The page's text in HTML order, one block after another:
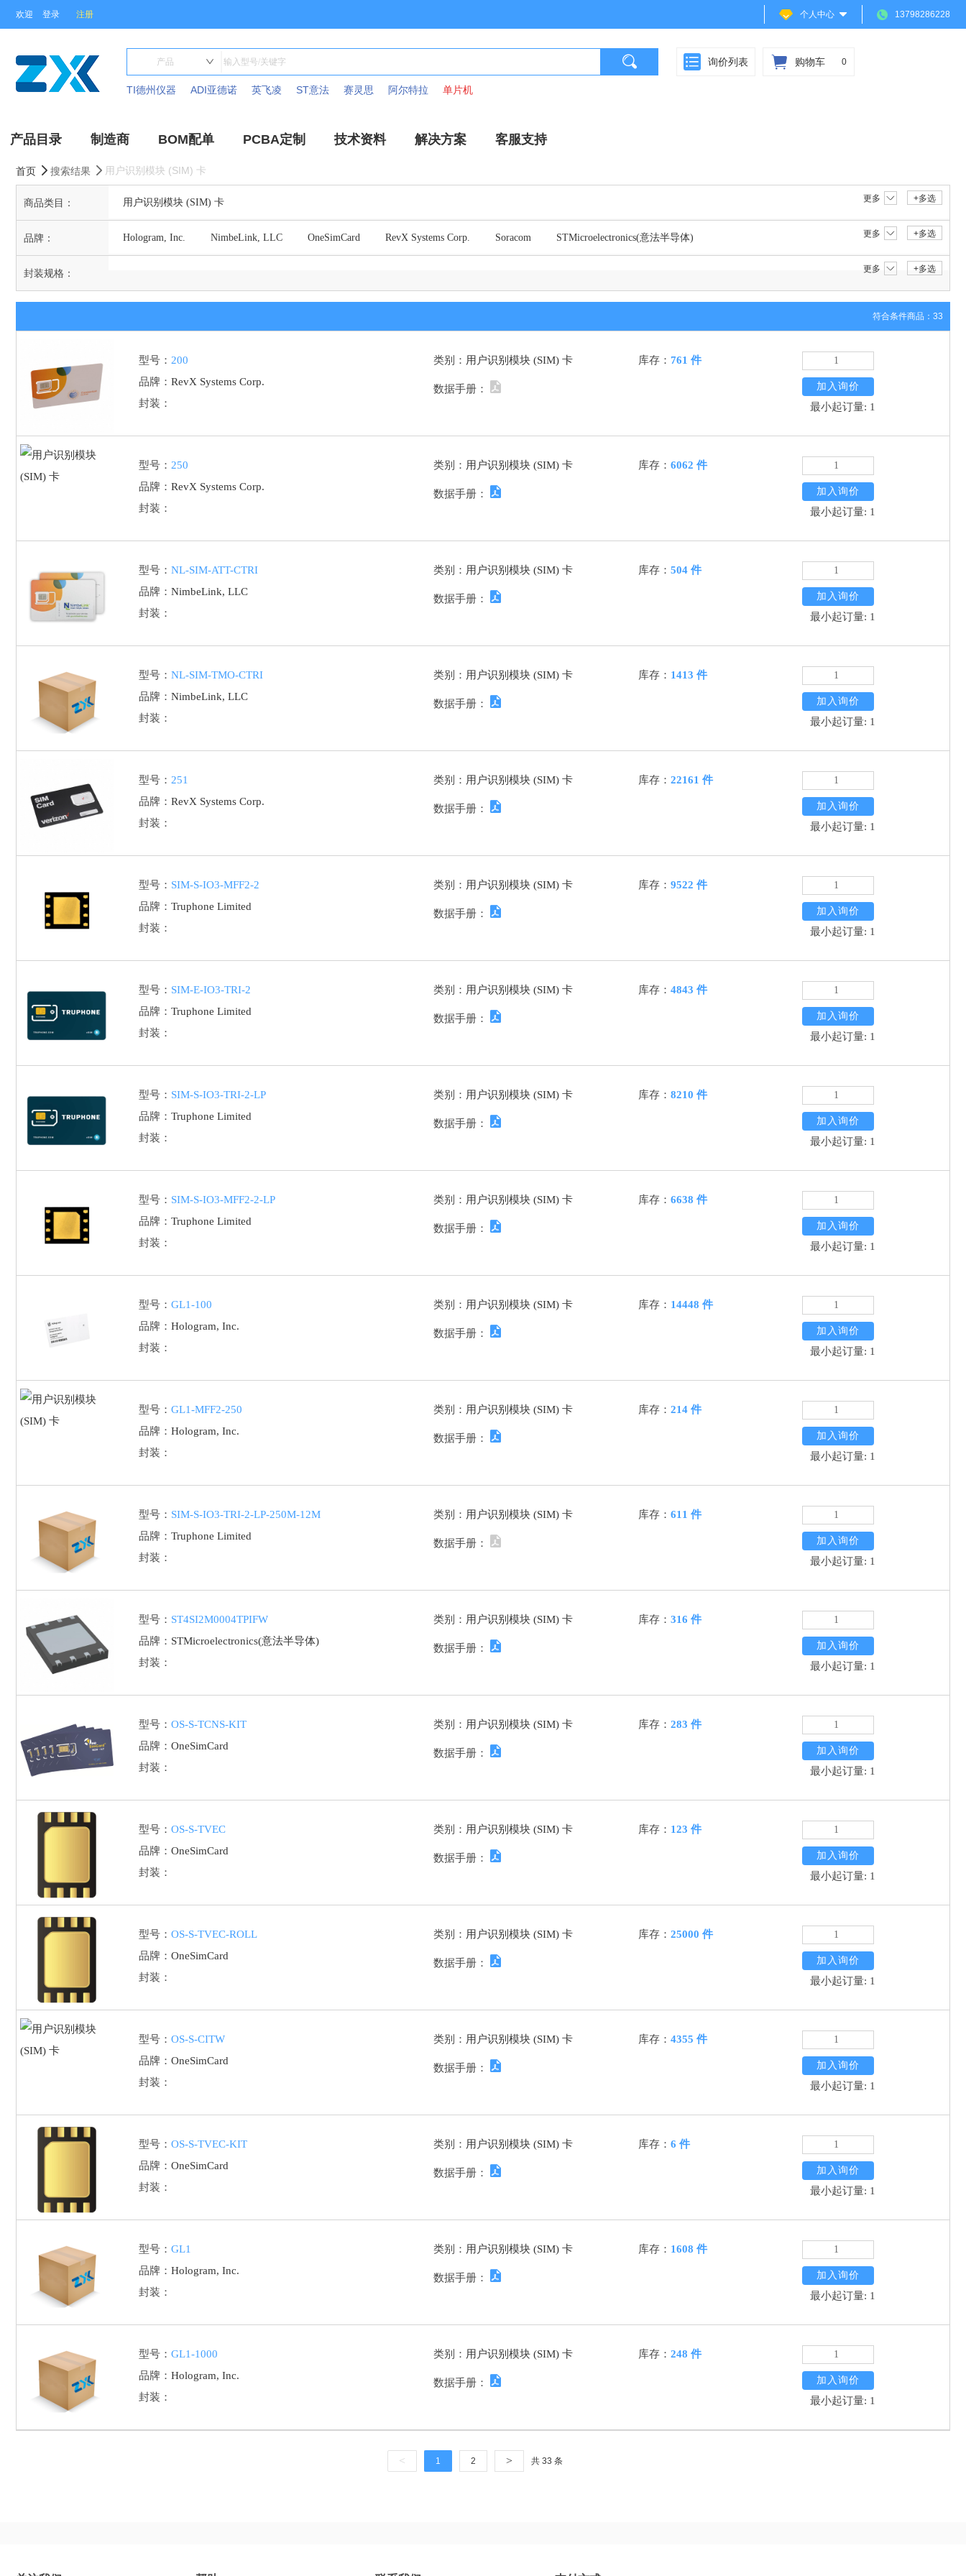
欢迎 登录 注册 个人中心 13798286228
TI德州仪器 ADI亚德诺 英飞凌 ST意法 赛灵思 阿尔特拉 单片机
询价列表 购物车 0
产品目录 制造商 BOM配单 PCBA定制 技术资料 解决方案 客服支持
首页 搜索结果 用户识别模块 (SIM) 卡
商品类目： 用户识别模块 (SIM) 卡 更多 +多选
品牌： Hologram, Inc. NimbeLink, LLC OneSimCard RevX Systems Corp. Soracom
STMicroelectronics(意法半导体)
Truphone Limited(意法半导体)
u-blox(意法半导体) Velocity IoT(意法半导体)
更多 +多选
封装规格： 更多 +多选
符合条件商品：33
型号： 200
品牌： RevX Systems Corp.
封装：
类别： 用户识别模块 (SIM) 卡
数据手册：
库存： 761 件
加入询价
最小起订量: 1
型号： 250
品牌： RevX Systems Corp.
封装：
类别： 用户识别模块 (SIM) 卡
数据手册：
库存： 6062 件
加入询价
最小起订量: 1
型号： NL-SIM-ATT-CTRI
品牌： NimbeLink, LLC
封装：
类别： 用户识别模块 (SIM) 卡
数据手册：
库存： 504 件
加入询价
最小起订量: 1
型号： NL-SIM-TMO-CTRI
品牌： NimbeLink, LLC
封装：
类别： 用户识别模块 (SIM) 卡
数据手册：
库存： 1413 件
加入询价
最小起订量: 1
型号： 251
品牌： RevX Systems Corp.
封装：
类别： 用户识别模块 (SIM) 卡
数据手册：
库存： 22161 件
加入询价
最小起订量: 1
型号： SIM-S-IO3-MFF2-2
品牌： Truphone Limited
封装：
类别： 用户识别模块 (SIM) 卡
数据手册：
库存： 9522 件
加入询价
最小起订量: 1
型号： SIM-E-IO3-TRI-2
品牌： Truphone Limited
封装：
类别： 用户识别模块 (SIM) 卡
数据手册：
库存： 4843 件
加入询价
最小起订量: 1
型号： SIM-S-IO3-TRI-2-LP
品牌： Truphone Limited
封装：
类别： 用户识别模块 (SIM) 卡
数据手册：
库存： 8210 件
加入询价
最小起订量: 1
型号： SIM-S-IO3-MFF2-2-LP
品牌： Truphone Limited
封装：
类别： 用户识别模块 (SIM) 卡
数据手册：
库存： 6638 件
加入询价
最小起订量: 1
型号： GL1-100
品牌： Hologram, Inc.
封装：
类别： 用户识别模块 (SIM) 卡
数据手册：
库存： 14448 件
加入询价
最小起订量: 1
型号： GL1-MFF2-250
品牌： Hologram, Inc.
封装：
类别： 用户识别模块 (SIM) 卡
数据手册：
库存： 214 件
加入询价
最小起订量: 1
型号： SIM-S-IO3-TRI-2-LP-250M-12M
品牌： Truphone Limited
封装：
类别： 用户识别模块 (SIM) 卡
数据手册：
库存： 611 件
加入询价
最小起订量: 1
型号： ST4SI2M0004TPIFW
品牌： STMicroelectronics(意法半导体)
封装：
类别： 用户识别模块 (SIM) 卡
数据手册：
库存： 316 件
加入询价
最小起订量: 1
型号： OS-S-TCNS-KIT
品牌： OneSimCard
封装：
类别： 用户识别模块 (SIM) 卡
数据手册：
库存： 283 件
加入询价
最小起订量: 1
型号： OS-S-TVEC
品牌： OneSimCard
封装：
类别： 用户识别模块 (SIM) 卡
数据手册：
库存： 123 件
加入询价
最小起订量: 1
型号： OS-S-TVEC-ROLL
品牌： OneSimCard
封装：
类别： 用户识别模块 (SIM) 卡
数据手册：
库存： 25000 件
加入询价
最小起订量: 1
型号： OS-S-CITW
品牌： OneSimCard
封装：
类别： 用户识别模块 (SIM) 卡
数据手册：
库存： 4355 件
加入询价
最小起订量: 1
型号： OS-S-TVEC-KIT
品牌： OneSimCard
封装：
类别： 用户识别模块 (SIM) 卡
数据手册：
库存： 6 件
加入询价
最小起订量: 1
型号： GL1
品牌： Hologram, Inc.
封装：
类别： 用户识别模块 (SIM) 卡
数据手册：
库存： 1608 件
加入询价
最小起订量: 1
型号： GL1-1000
品牌： Hologram, Inc.
封装：
类别： 用户识别模块 (SIM) 卡
数据手册：
库存： 248 件
加入询价
最小起订量: 1
< 1 2 > 共 33 条